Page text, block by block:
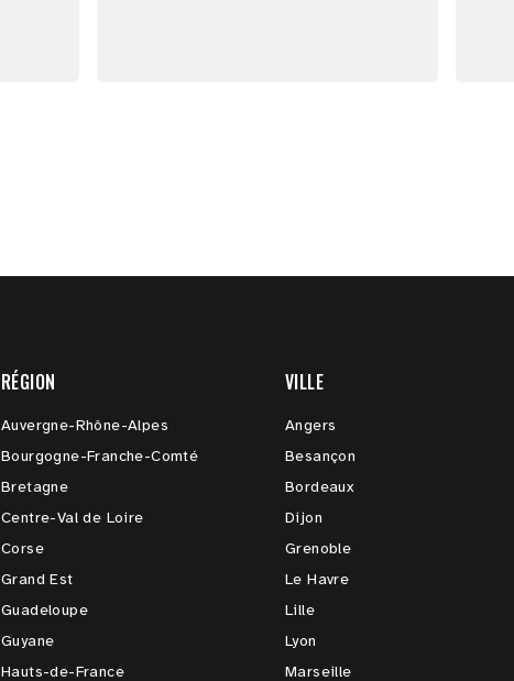
RÉGION
Auvergne-Rhône-Alpes
Bourgogne-Franche-Comté
Bretagne
Centre-Val de Loire
Corse
Grand Est
Guadeloupe
Guyane
Hauts-de-France
VILLE
Angers
Besançon
Bordeaux
Dijon
Grenoble
Le Havre
Lille
Lyon
Marseille